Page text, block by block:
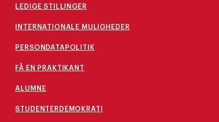
LEDIGE STILLINGER
INTERNATIONALE MULIGHEDER
PERSONDATAPOLITIK
FÅ EN PRAKTIKANT
ALUMNE
STUDENTERDEMOKRATI